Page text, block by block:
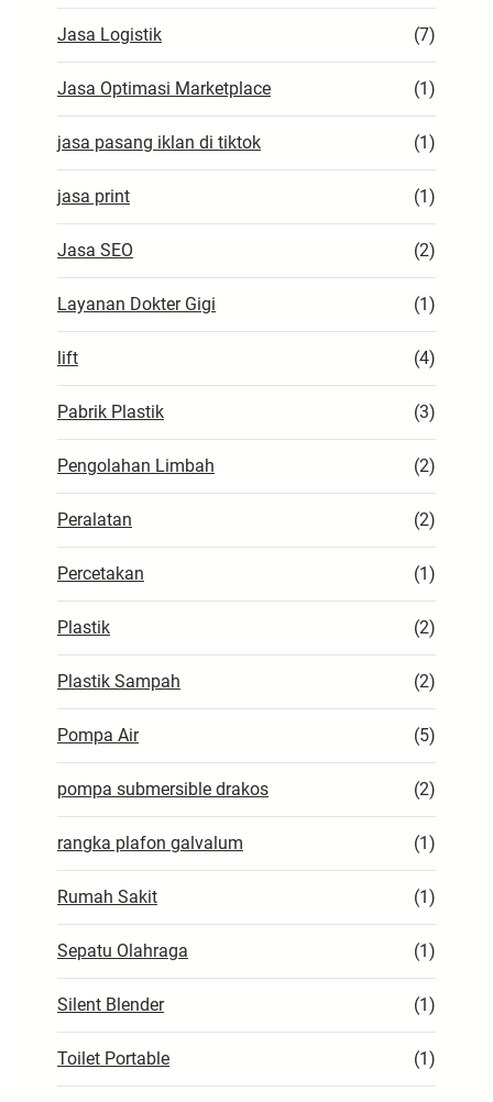
Jasa Logistik (7)
Jasa Optimasi Marketplace (1)
jasa pasang iklan di tiktok (1)
jasa print (1)
Jasa SEO (2)
Layanan Dokter Gigi (1)
lift (4)
Pabrik Plastik (3)
Pengolahan Limbah (2)
Peralatan (2)
Percetakan (1)
Plastik (2)
Plastik Sampah (2)
Pompa Air (5)
pompa submersible drakos (2)
rangka plafon galvalum (1)
Rumah Sakit (1)
Sepatu Olahraga (1)
Silent Blender (1)
Toilet Portable (1)